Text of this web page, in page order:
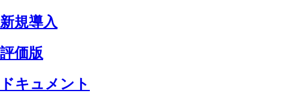
新規導入
評価版
ドキュメント